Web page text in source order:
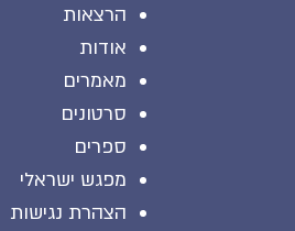
הרצאות
אודות
מאמרים
סרטונים
ספרים
מפגש ישראלי
הצהרת נגישות